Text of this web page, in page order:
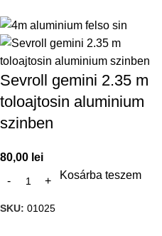
Sevroll gemini 2.35 m
toloajtosin aluminium
szinben
80,00 lei
Kosárba teszem
SKU: 01025